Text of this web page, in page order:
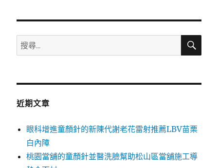
搜
尋
鍵
搜
近期文章
眼科增進童顏針的新陳代謝老花雷射推薦LBV苗栗
白內障
桃園當舖的童顏針並醫洗臉幫助松山區當舖施工導